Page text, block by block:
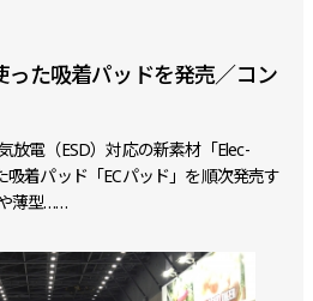
った吸着パッドを発売／コン
放電（ESD）対応の新素材「Elec-
着パッド「ECパッド」を順次発売す
薄型……